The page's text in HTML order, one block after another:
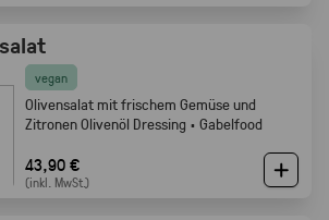
vegan
Olivensalat mit frischem Gemüse und
Zitronen Olivenöl Dressing · Gabelfood
43,90 €
(inkl. MwSt.)